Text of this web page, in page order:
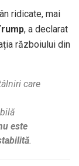
ridicate, mai
, a declarat
războiului din
care
este
.